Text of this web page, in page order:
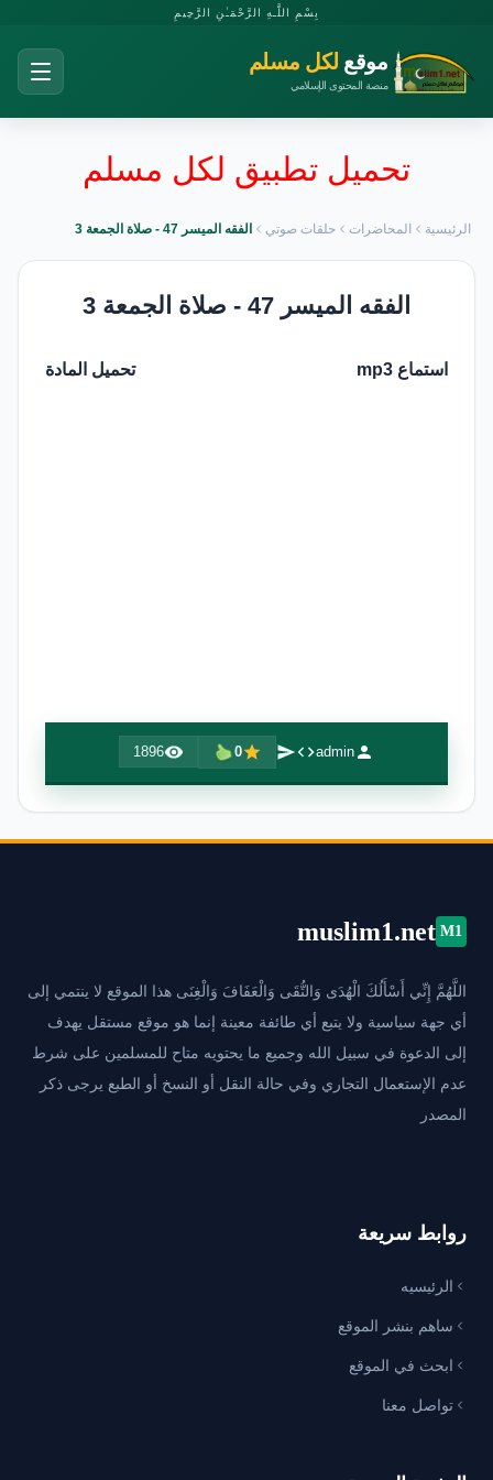
بِسْمِ اللَّـهِ الرَّحْمَـٰنِ الرَّحِيمِ
موقع لكل مسلم
منصة المحتوى الإسلامي
تحميل تطبيق لكل مسلم
الرئيسية المحاضرات حلقات صوتي الفقه الميسر 47 - صلاة الجمعة 3
الفقه الميسر 47 - صلاة الجمعة 3
استماع mp3 تحميل المادة
admin
0
1896
M1
muslim1.net
اللَّهُمَّ إِنِّي أَسْأَلُكَ الْهُدَى وَالتُّقَى وَالْعَفَافَ وَالْغِنَى هذا الموقع لا ينتمي إلى
أي جهة سياسية ولا يتبع أي طائفة معينة إنما هو موقع مستقل يهدف
إلى الدعوة في سبيل الله وجميع ما يحتويه متاح للمسلمين على شرط
عدم الإستعمال التجاري وفي حالة النقل أو النسخ أو الطبع يرجى ذكر
المصدر
روابط سريعة
الرئيسيه
ساهم بنشر الموقع
ابحث في الموقع
تواصل معنا